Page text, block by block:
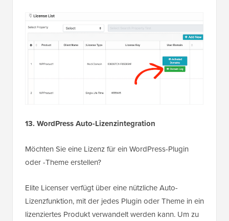
13. WordPress Auto-Lizenzintegration
Möchten Sie eine Lizenz für ein WordPress-Plugin
oder -Theme erstellen?
Elite Licenser verfügt über eine nützliche Auto-
Lizenzfunktion, mit der jedes Plugin oder Theme in ein
lizenziertes Produkt verwandelt werden kann. Um zu